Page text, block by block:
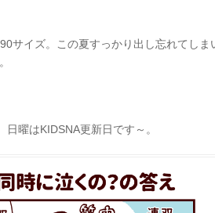
サイズ。この夏すっかり出し忘れてしま
曜はKIDSNA更新日です～。